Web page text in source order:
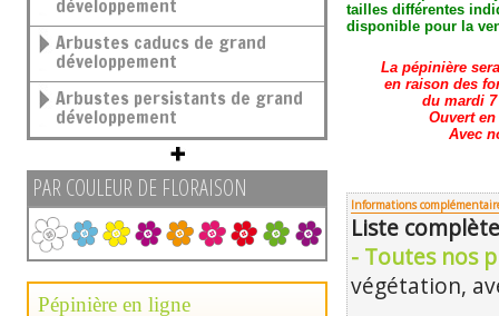
développement
Arbustes caducs de grand
développement
Arbustes persistants de grand
développement
PAR COULEUR DE FLORAISON
Pépinière en ligne
tailles différentes
disponible pour la
La pépinière
en raison des
du mardi
Ouvert
Avec
Informations
Liste
- Toutes nos
végétation,